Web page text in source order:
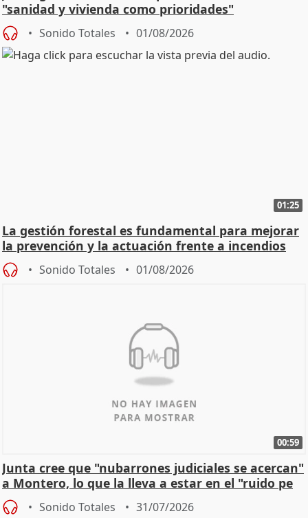
"sanidad y vivienda como prioridades"
Sonido Totales 01/08/2026
01:25
La gestión forestal es fundamental para mejorar
la prevención y la actuación frente a incendios
Sonido Totales 01/08/2026
00:59
Junta cree que "nubarrones judiciales se acercan"
a Montero, lo que la lleva a estar en el "ruido pe
Sonido Totales 31/07/2026